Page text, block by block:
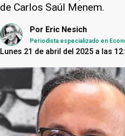
de Carlos Saúl Menem.
Por Eric Nesich
Periodista especializado en
Lunes 21 de abril del 2025 a las